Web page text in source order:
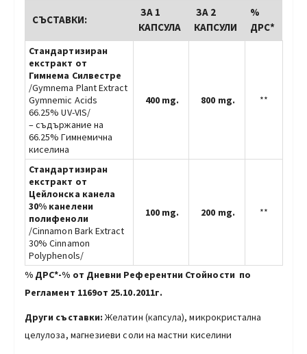
СЪСТАВКИ:
ЗА 1
КАПСУЛА
ЗА 2
КАПСУЛИ
%
ДРС*
Стандартизиран
екстракт от
Гимнема Силвестре
/Gymnema Plant Extract
Gymnemic Acids
66.25% UV-VIS/
– съдържание на
66.25% Гимнемична
киселина
400 mg. 800 mg. **
Стандартизиран
екстракт от
Цейлонска канела
30% канелени
полифеноли
/Cinnamon Bark Extract
30% Cinnamon
Polyphenols/
100 mg. 200 mg. **
% ДРС*-% от Дневни Референтни Стойности по
Регламент 1169от 25.10.2011г.
Други съставки: Желатин (капсула), микрокристална
целулоза, магнезиеви соли на мастни киселини